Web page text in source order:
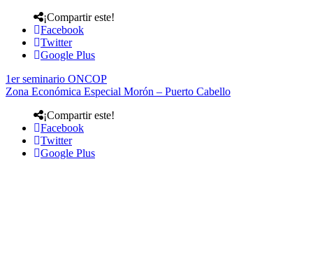
¡Compartir este!
Facebook
Twitter
Google Plus
1er seminario ONCOP
Zona Económica Especial Morón – Puerto Cabello
¡Compartir este!
Facebook
Twitter
Google Plus